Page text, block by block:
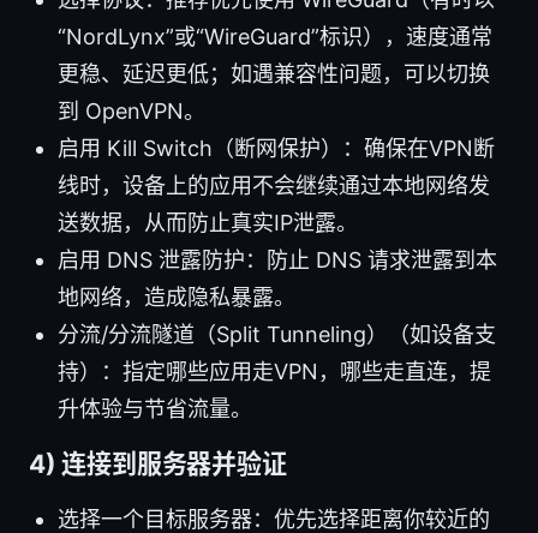
“NordLynx”或“WireGuard”标识），速度通常
更稳、延迟更低；如遇兼容性问题，可以切换
到 OpenVPN。
启用 Kill Switch（断网保护）：确保在VPN断
线时，设备上的应用不会继续通过本地网络发
送数据，从而防止真实IP泄露。
启用 DNS 泄露防护：防止 DNS 请求泄露到本
地网络，造成隐私暴露。
分流/分流隧道（Split Tunneling）（如设备支
持）：指定哪些应用走VPN，哪些走直连，提
升体验与节省流量。
4) 连接到服务器并验证
选择一个目标服务器：优先选择距离你较近的